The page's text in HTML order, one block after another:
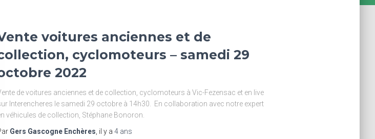
voitures anciennes et de
cyclomoteurs – samedi 29
2022
de voitures anciennes et de collection, cyclomoteurs à Vic-Fezensac et en live
Interencheres le samedi 29 octobre à 14h30. En collaboration avec notre expert
véhicules de collection, Stéphane Bonoron.
Gers Gascogne Enchères , il y a 4 ans